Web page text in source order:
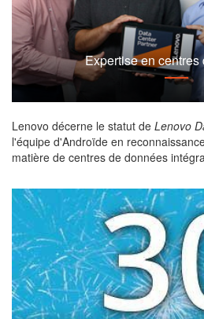
Expertise en centres
Lenovo décerne le statut de Lenovo
l'équipe d'Androïde en
matière de centres de données